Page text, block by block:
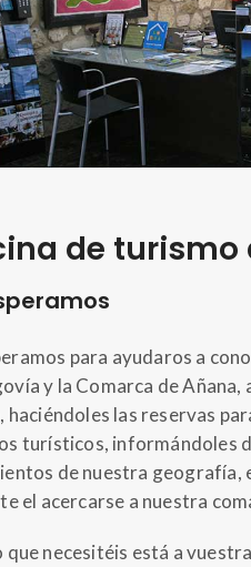
de turismo
para ayudaros a
y la Comarca de Añana,
haciéndoles las reservas
turísticos, informándoles
de nuestra
el acercarse a nuestra
que necesitéis está a